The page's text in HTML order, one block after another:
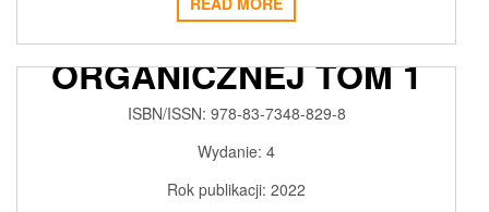
PODSTAWY CHEMII
ORGANICZNEJ TOM 1
2018-02-27 ADMIN3992 0
ISBN/ISSN: 978-83-7348-829-8
Wydanie: 4
Rok publikacji: 2022